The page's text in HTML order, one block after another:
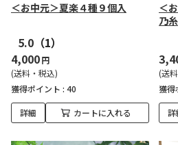
＜お中元＞夏楽４種９個入
5.0 （1）
4,000円
(送料・税込)
獲得ポイント : 40
詳細 カートに入れる
＜
乃
(送
獲得
詳